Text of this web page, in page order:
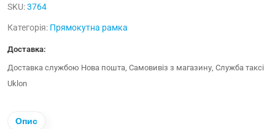
SKU:3764
Категорія: Прямокутна рамка
Доставка:
Доставка службою Нова пошта, Самовивіз з магазину, Служба таксі
Uklon
Опис